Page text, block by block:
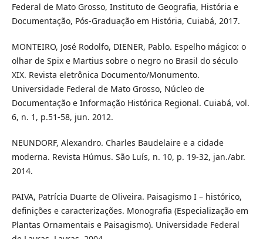
Federal de Mato Grosso, Instituto de Geografia, História e
Documentação, Pós-Graduação em História, Cuiabá, 2017.
MONTEIRO, José Rodolfo, DIENER, Pablo. Espelho mágico: o
olhar de Spix e Martius sobre o negro no Brasil do século
XIX. Revista eletrônica Documento/Monumento.
Universidade Federal de Mato Grosso, Núcleo de
Documentação e Informação Histórica Regional. Cuiabá, vol.
6, n. 1, p.51-58, jun. 2012.
NEUNDORF, Alexandro. Charles Baudelaire e a cidade
moderna. Revista Húmus. São Luís, n. 10, p. 19-32, jan./abr.
2014.
PAIVA, Patrícia Duarte de Oliveira. Paisagismo I – histórico,
definições e caracterizações. Monografia (Especialização em
Plantas Ornamentais e Paisagismo). Universidade Federal